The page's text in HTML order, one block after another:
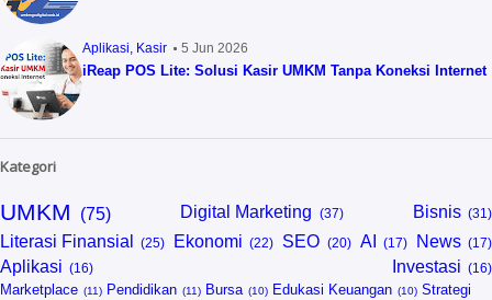
Aplikasi Kasir 5 Jun 2026
iReap POS Lite: Solusi Kasir UMKM Tanpa Koneksi Internet
Kategori
UMKM Digital Marketing
Bisnis
Literasi Finansial
Ekonomi SEO AI
News
Aplikasi
Investasi
Marketplace Pendidikan Bursa Edukasi Keuangan
Strategi